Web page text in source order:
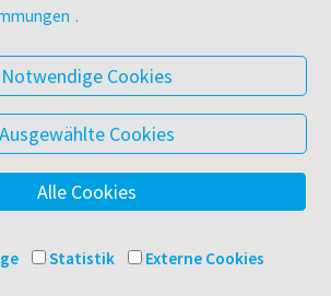
Datenschutz & Cookies
AGB
Barrierefreiheit
Verlags- und Buchhandels AG
.
Notwendige Cookies
Ausgewählte Cookies
Alle Cookies
Statistik Externe Cookies